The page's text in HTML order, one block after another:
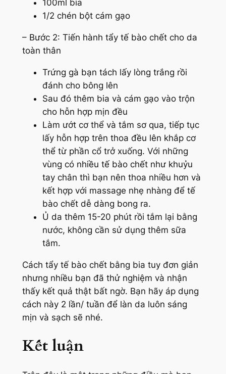
100ml bia
1/2 chén bột cám gạo
– Bước 2: Tiến hành tẩy tế bào chết cho da
toàn thân
Trứng gà bạn tách lấy lòng trắng rồi
đánh cho bông lên
Sau đó thêm bia và cám gạo vào trộn
cho hỗn hợp mịn đều
Làm ướt cơ thể và tắm sơ qua, tiếp tục
lấy hỗn hợp trên thoa đều lên khắp cơ
thể từ phần cổ trở xuống. Với những
vùng có nhiều tế bào chết như khuỷu
tay chân thì bạn nên thoa nhiều hơn và
kết hợp với massage nhẹ nhàng để tế
bào chết dễ dàng bong ra.
Ủ da thêm 15-20 phút rồi tắm lại bằng
nước, không cần sử dụng thêm sữa
tắm.
Cách tẩy tế bào chết bằng bia tuy đơn giản
nhưng nhiều bạn đã thử nghiệm và nhận
thấy kết quả thật bất ngờ. Bạn hãy áp dụng
cách này 2 lần/ tuần để làn da luôn sáng
mịn và sạch sẽ nhé.
Kết luận